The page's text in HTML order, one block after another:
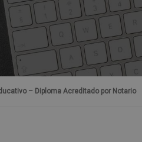
– Diploma Acreditado por Notario